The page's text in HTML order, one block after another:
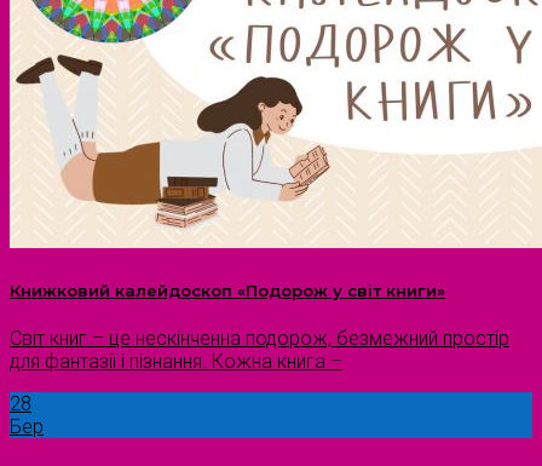
Книжковий калейдоскоп «Подорож у світ книги»
Світ книг – це нескінченна подорож, безмежний простір
для фантазії і пізнання. Кожна книга –
28
Бер